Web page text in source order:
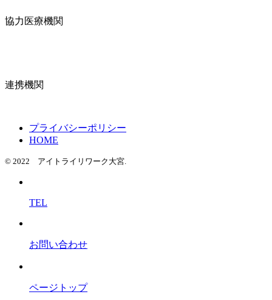
協力医療機関
連携機関
プライバシーポリシー
HOME
© 2022 アイトライリワーク大宮.
TEL
お問い合わせ
ページトップ